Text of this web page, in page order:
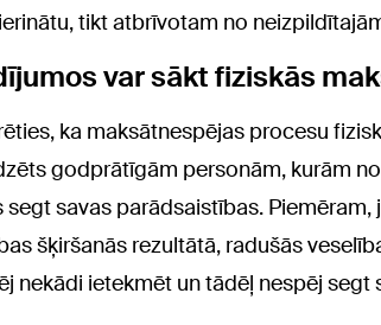
tikt atbrīvotam no
var sākt fiziskās
ka maksātnespējas procesu
godprātīgām personām, kurām
segt savas parādsaistības.
šķiršanās rezultātā, radušās
nekādi ietekmēt un tādēļ nespēj